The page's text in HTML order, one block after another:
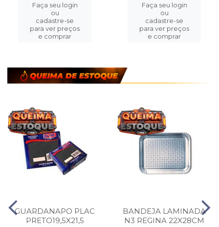
Faça seu login
ou
cadastre-se
para ver preços
e comprar
Faça seu login
ou
cadastre-se
para ver preços
e comprar
GUARDANAPO PLAC
PRETO19,5X21,5
BANDEJA LAMINADA
N3 REGINA 22X28CM